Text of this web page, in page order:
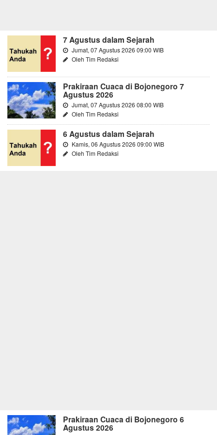
7 Agustus dalam Sejarah
Jumat, 07 Agustus 2026 09:00 WIB
Oleh Tim Redaksi
Prakiraan Cuaca di Bojonegoro 7
Agustus 2026
Jumat, 07 Agustus 2026 08:00 WIB
Oleh Tim Redaksi
6 Agustus dalam Sejarah
Kamis, 06 Agustus 2026 09:00 WIB
Oleh Tim Redaksi
Prakiraan Cuaca di Bojonegoro 6
Agustus 2026